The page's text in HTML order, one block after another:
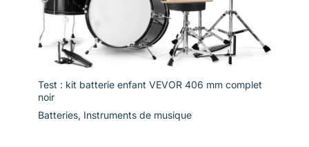
Test : kit batterie enfant VEVOR 406 mm complet
noir
Batteries, Instruments de musique